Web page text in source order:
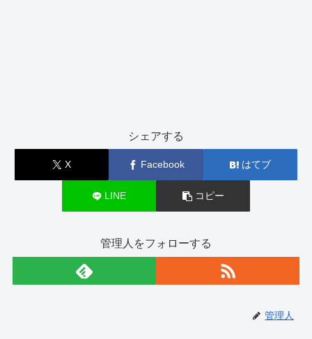
シェアする
X Facebook はてブ
LINE コピー
管理人をフォローする
管理人